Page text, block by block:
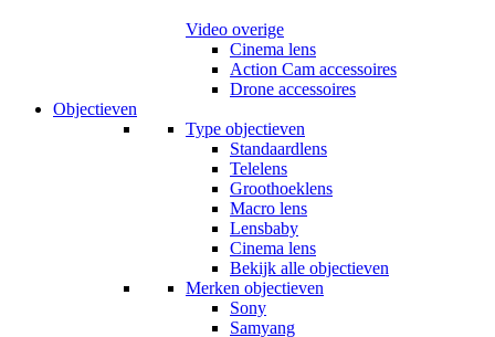
Video overige
Cinema lens
Action Cam accessoires
Drone accessoires
Objectieven
Type objectieven
Standaardlens
Telelens
Groothoeklens
Macro lens
Lensbaby
Cinema lens
Bekijk alle objectieven
Merken objectieven
Sony
Samyang